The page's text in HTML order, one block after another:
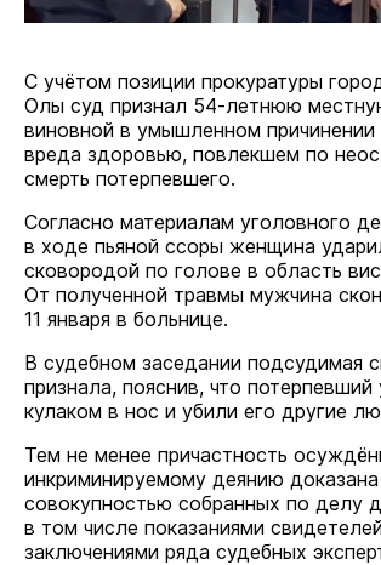
С учётом позиции прокуратуры
Олы суд признал 54-летнюю
виновной в умышленном причинении
вреда здоровью, повлекшем по
смерть потерпевшего.
Согласно материалам уголовного
в ходе пьяной ссоры женщина
сковородой по голове в область
От полученной травмы мужчина
11 января в больнице.
В судебном заседании подсудимая
признала, пояснив, что потерпевший
кулаком в нос и убили его другие
Тем не менее причастность
инкриминируемому деянию доказана
совокупностью собранных по делу
в том числе показаниями
заключениями ряда судебных